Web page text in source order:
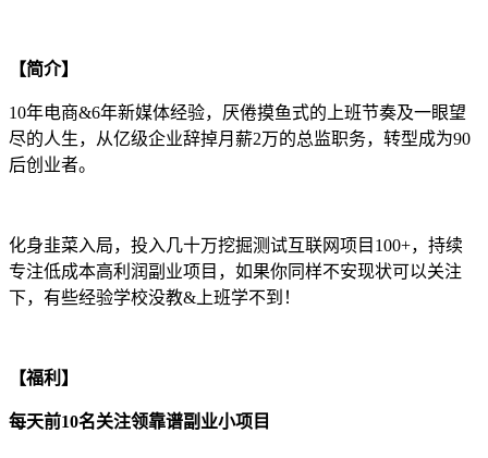
【简介】
10年电商&6年新媒体经验，厌倦摸鱼式的上班节奏及一眼望
尽的人生，从亿级企业辞掉月薪2万的总监职务，转型成为90
后创业者。
化身韭菜入局，投入几十万挖掘测试互联网项目100+，持续
专注低成本高利润副业项目，如果你同样不安现状可以关注
下，有些经验学校没教&上班学不到！
【福利】
每天前10名关注领靠谱副业小项目